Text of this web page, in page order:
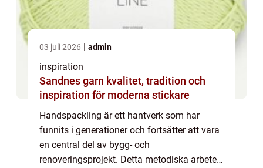
03 juli 2026 admin
inspiration
Sandnes garn kvalitet, tradition och
inspiration för moderna stickare
Handspackling är ett hantverk som har
funnits i generationer och fortsätter att vara
en central del av bygg- och
renoveringsprojekt. Detta metodiska arbete